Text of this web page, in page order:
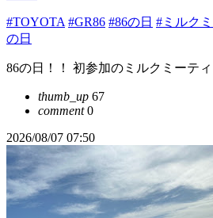
#TOYOTA #GR86 #86の日 #ミルク
の日
86の日！！ 初参加のミルクミーテ
thumb_up 67
comment0
2026/08/07 07:50